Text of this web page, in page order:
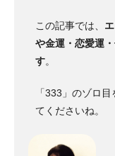
この記事では、
や金運・恋愛運
す。
「333」のゾロ
てくださいね。